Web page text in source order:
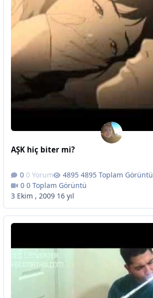
AŞK hiç biter mi?
0 Yorum
4895 Toplam Görüntü
0 Toplam Görüntü
3 Ekim , 2009 16 yıl